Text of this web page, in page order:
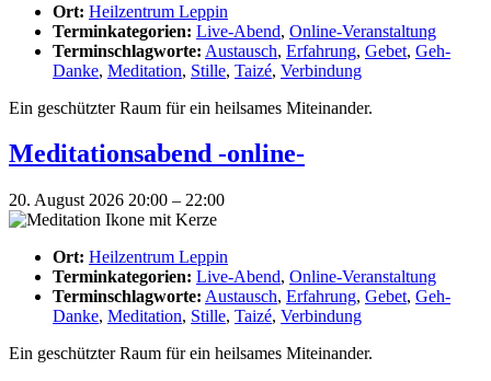
Ort: Heilzentrum Leppin
Terminkategorien: Live-Abend, Online-Veranstaltung
Terminschlagworte: Austausch, Erfahrung, Gebet, Geh-
Danke, Meditation, Stille, Taizé, Verbindung
Ein geschützter Raum für ein heilsames Miteinander.
Meditationsabend -online-
20. August 2026 20:00 – 22:00
Ort: Heilzentrum Leppin
Terminkategorien: Live-Abend, Online-Veranstaltung
Terminschlagworte: Austausch, Erfahrung, Gebet, Geh-
Danke, Meditation, Stille, Taizé, Verbindung
Ein geschützter Raum für ein heilsames Miteinander.